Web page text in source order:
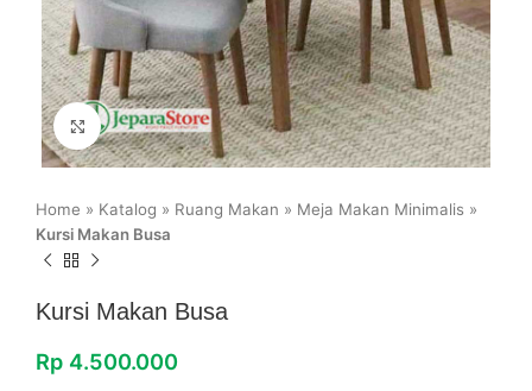
Click to enlarge
Home » Katalog » Ruang Makan » Meja Makan Minimalis »
Kursi Makan Busa
Kursi Makan Busa
Rp 4.500.000